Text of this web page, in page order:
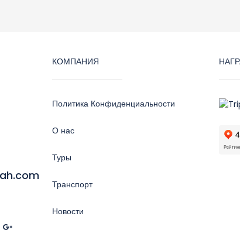
КОМПАНИЯ
Политика Конфиденциальности
О нас
Туры
Транспорт
Новости